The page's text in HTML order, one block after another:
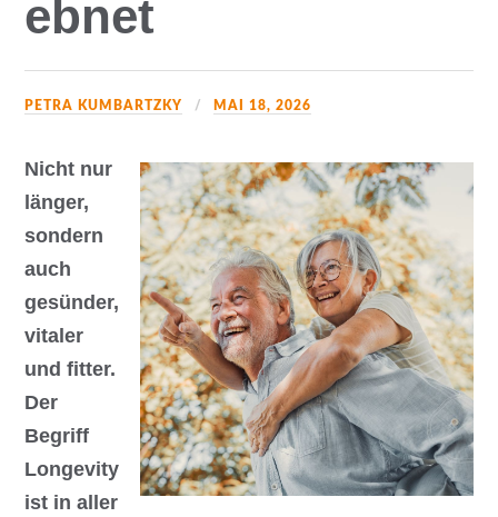
ebnet
PETRA KUMBARTZKY MAI 18, 2026
Nicht nur
länger,
sondern
auch
gesünder,
vitaler
und fitter.
Der
Begriff
Longevity
ist in aller